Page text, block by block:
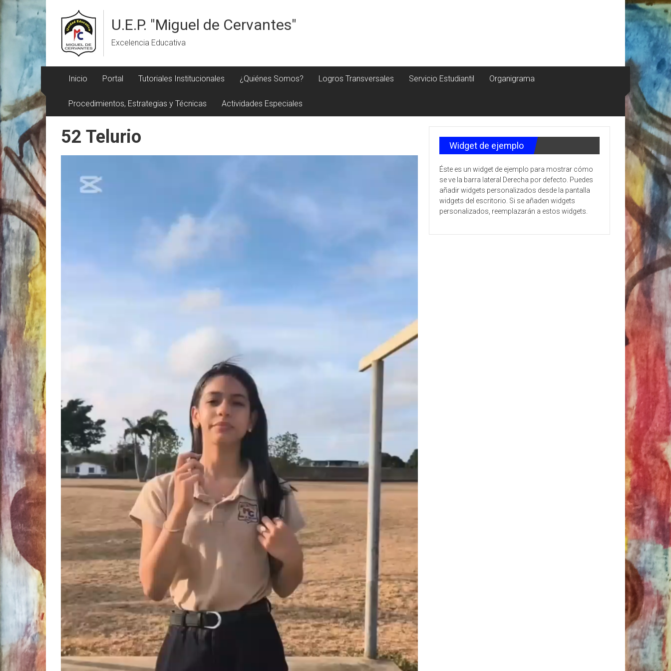
al
contenido
U.E.P. "Miguel de Cervantes"
Excelencia Educativa
Inicio Portal Tutoriales Institucionales ¿Quiénes Somos? Logros Transversales Servicio Estudiantil Organigrama
Procedimientos, Estrategias y Técnicas Actividades Especiales
52 Telurio Widget de ejemplo
Éste es un widget de ejemplo para mostrar cómo
se ve la barra lateral Derecha por defecto. Puedes
añadir widgets personalizados desde la pantalla
widgets del escritorio. Si se añaden widgets
personalizados, reemplazarán a estos widgets.